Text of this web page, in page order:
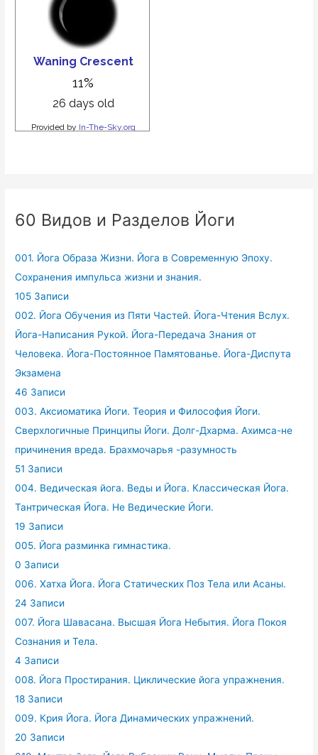
60 Видов и Разделов Йоги
001. Йога Образа Жизни. Йога в Современную Эпоху.
Сохранения импульса жизни и знания.
105 Записи
002. Йога Обучения из Пяти Частей. Йога-Чтения Вслух.
Йога-Написания Рукой. Йога-Передача Знания от
Человека. Йога-Постоянное Памятованье. Йога-Диспута
Экзамена
46 Записи
003. Аксиоматика Йоги. Теория и Философия Йоги.
Сверхлогичные Принципы Йоги. Долг-Дхарма. Ахимса-не
причинения вреда. Брахмочарья -разумность
51 Записи
004. Ведическая йога. Веды и Йога. Классическая Йога.
Тантрическая Йога. Не Ведические Йоги.
19 Записи
005. Йога разминка гимнастика.
0 Записи
006. Хатха Йога. Йога Статических Поз Тела или Асаны.
24 Записи
007. Йога Шавасана. Высшая Йога Небытия. Йога Покоя
Сознания и Тела.
4 Записи
008. Йога Простирания. Циклические йога упражнения.
18 Записи
009. Крия Йога. Йога Динамических упражнений.
20 Записи